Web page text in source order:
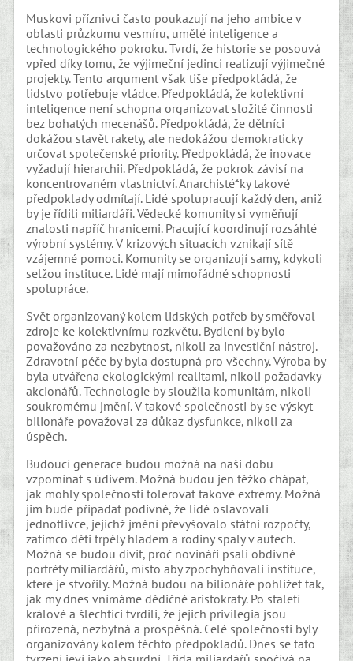
Muskovi příznivci často poukazují na jeho ambice v
oblasti průzkumu vesmíru, umělé inteligence a
technologického pokroku. Tvrdí, že historie se posouvá
vpřed díky tomu, že výjimeční jedinci realizují výjimečné
projekty. Tento argument však tiše předpokládá, že
lidstvo potřebuje vládce. Předpokládá, že kolektivní
inteligence není schopna organizovat složité činnosti
bez bohatých mecenášů. Předpokládá, že dělníci
dokážou stavět rakety, ale nedokážou demokraticky
určovat společenské priority. Předpokládá, že inovace
vyžadují hierarchii. Předpokládá, že pokrok závisí na
koncentrovaném vlastnictví. Anarchisté*ky takové
předpoklady odmítají. Lidé spolupracují každý den, aniž
by je řídili miliardáři. Vědecké komunity si vyměňují
znalosti napříč hranicemi. Pracující koordinují rozsáhlé
výrobní systémy. V krizových situacích vznikají sítě
vzájemné pomoci. Komunity se organizují samy, kdykoli
selžou instituce. Lidé mají mimořádné schopnosti
spolupráce.
Svět organizovaný kolem lidských potřeb by směřoval
zdroje ke kolektivnímu rozkvětu. Bydlení by bylo
považováno za nezbytnost, nikoli za investiční nástroj.
Zdravotní péče by byla dostupná pro všechny. Výroba by
byla utvářena ekologickými realitami, nikoli požadavky
akcionářů. Technologie by sloužila komunitám, nikoli
soukromému jmění. V takové společnosti by se výskyt
bilionáře považoval za důkaz dysfunkce, nikoli za
úspěch.
Budoucí generace budou možná na naši dobu
vzpomínat s údivem. Možná budou jen těžko chápat,
jak mohly společnosti tolerovat takové extrémy. Možná
jim bude připadat podivné, že lidé oslavovali
jednotlivce, jejichž jmění převyšovalo státní rozpočty,
zatímco děti trpěly hladem a rodiny spaly v autech.
Možná se budou divit, proč novináři psali obdivné
portréty miliardářů, místo aby zpochybňovali instituce,
které je stvořily. Možná budou na bilionáře pohlížet tak,
jak my dnes vnímáme dědičné aristokraty. Po staletí
králové a šlechtici tvrdili, že jejich privilegia jsou
přirozená, nezbytná a prospěšná. Celé společnosti byly
organizovány kolem těchto předpokladů. Dnes se tato